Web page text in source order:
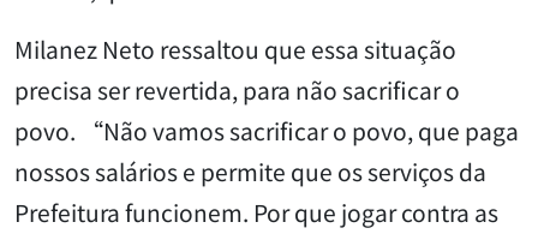
Milanez Neto ressaltou que essa situação
precisa ser revertida, para não sacrificar o
povo. “Não vamos sacrificar o povo, que paga
nossos salários e permite que os serviços da
Prefeitura funcionem. Por que jogar contra as